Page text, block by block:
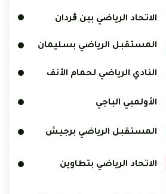
الاتحاد الرياضي ببن ڨردان
المستقبل الرياضي بسليمان
النادي الرياضي لحمام الأنف
الأولمبي الباجي
المستقبل الرياضي برجيش
الاتحاد الرياضي بتطاوين